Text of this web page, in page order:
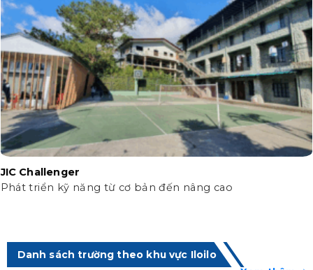
JIC Challenger
Phát triển kỹ năng từ cơ bản đến nâng cao
Danh sách trường theo khu vực Iloilo